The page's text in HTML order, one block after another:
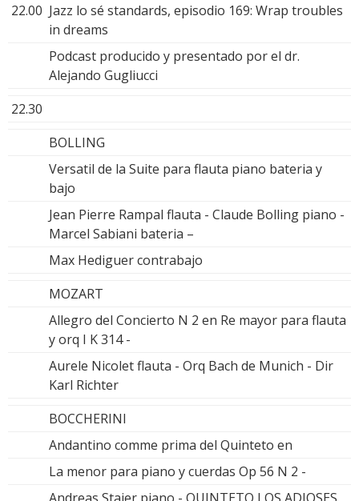
22.00 Jazz lo sé standards, episodio 169: Wrap troubles
in dreams
Podcast producido y presentado por el dr.
Alejando Gugliucci
22.30
BOLLING
Versatil de la Suite para flauta piano bateria y
bajo
Jean Pierre Rampal flauta - Claude Bolling piano -
Marcel Sabiani bateria –
Max Hediguer contrabajo
MOZART
Allegro del Concierto N 2 en Re mayor para flauta
y orq I K 314 -
Aurele Nicolet flauta - Orq Bach de Munich - Dir
Karl Richter
BOCCHERINI
Andantino comme prima del Quinteto en
La menor para piano y cuerdas Op 56 N 2 -